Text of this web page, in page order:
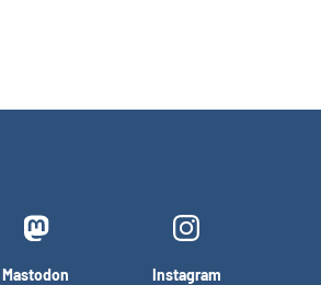
Mastodon Instagram